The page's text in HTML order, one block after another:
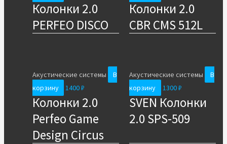
Колонки 2.0
PERFEO DISCO
Колонки 2.0
CBR CMS 512L
Акустические системы
В
корзину
1400₽
Колонки 2.0
Perfeo Game
Design Circus
Акустические системы
В
корзину
1300₽
SVEN Колонки
2.0 SPS-509